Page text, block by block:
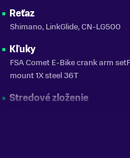
Reťaz
Shimano, LinkGlide, CN-LG500
Kľuky
FSA Comet E-Bike crank arm
mount 1X steel 36T
Stredové zloženie